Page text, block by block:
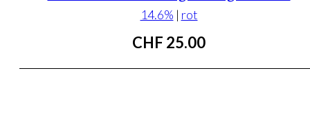
14.6% | rot
CHF 25.00